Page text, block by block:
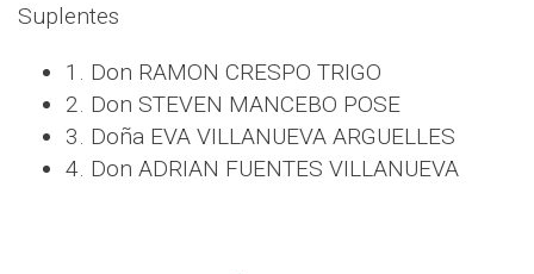
Suplentes
1. Don RAMON CRESPO TRIGO
2. Don STEVEN MANCEBO POSE
3. Doña EVA VILLANUEVA ARGUELLES
4. Don ADRIAN FUENTES VILLANUEVA